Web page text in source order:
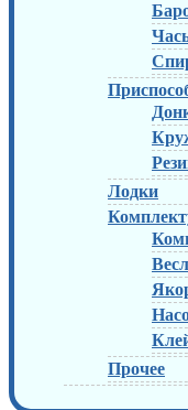
Лодки
Прочее